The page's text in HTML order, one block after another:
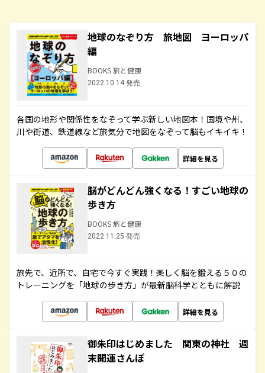
地球のなぞり方 旅地図 ヨーロッパ
編
BOOKS 旅と健康
2022.10.14 発売
各国の地形や関係性をなぞって学ぶ新しい地図本！国境や州、
川や街道、鉄道線など旅気分で地図をなぞって脳もイキイキ！
詳細を見る
脳がどんどん強くなる！すごい地球の
歩き方
BOOKS 旅と健康
2022.11.25 発売
旅先で、近所で、自宅で今すぐ実践！楽しく脳を鍛える５０の
トレーニングを「地球の歩き方」が最新脳科学とともに解説
詳細を見る
御朱印はじめました 関東の神社 週
末開運さんぽ